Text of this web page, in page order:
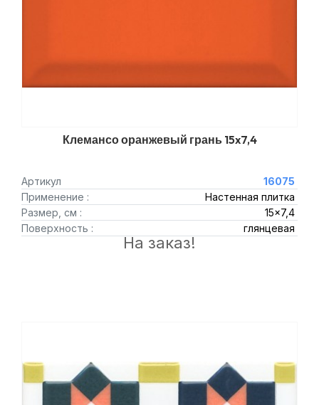
Клемансо оранжевый грань 15x7,4
Артикул
16075
Применение :
Настенная плитка
Размер, см :
15x7,4
Поверхность :
глянцевая
На заказ!